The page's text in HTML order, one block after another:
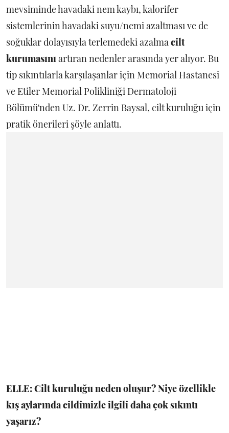
mevsiminde havadaki nem kaybı, kalorifer
sistemlerinin havadaki suyu/nemi azaltması ve de
soğuklar dolayısıyla terlemedeki azalmacilt
kurumasınıartıran nedenler arasında yer alıyor. Bu
tip sıkıntılarla karşılaşanlar için Memorial Hastanesi
ve Etiler Memorial Polikliniği Dermatoloji
Bölümü'nden Uz. Dr. Zerrin Baysal, cilt kuruluğu için
pratik önerileri şöyle anlattı.
ELLE: Cilt kuruluğu neden oluşur? Niye özellikle
kış aylarında cildimizle ilgili daha çok sıkıntı
yaşarız?